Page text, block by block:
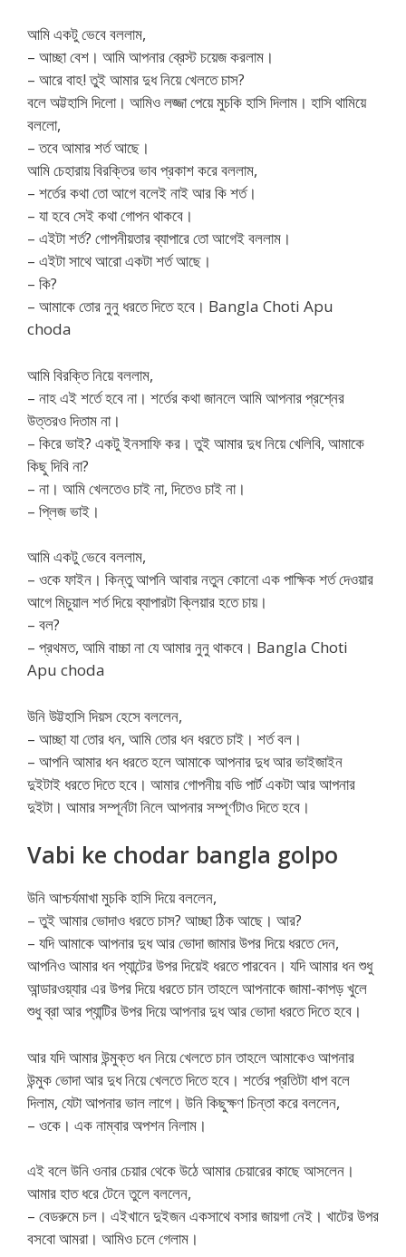
আমি একটু ভেবে বললাম,
– আচ্ছা বেশ। আমি আপনার ব্রেস্ট চয়েজ করলাম।
– আরে বাহ! তুই আমার দুধ নিয়ে খেলতে চাস?
বলে অট্টহাসি দিলো। আমিও লজ্জা পেয়ে মুচকি হাসি দিলাম। হাসি থামিয়ে
বললো,
– তবে আমার শর্ত আছে।
আমি চেহারায় বিরক্তির ভাব প্রকাশ করে বললাম,
– শর্তের কথা তো আগে বলেই নাই আর কি শর্ত।
– যা হবে সেই কথা গোপন থাকবে।
– এইটা শর্ত? গোপনীয়তার ব্যাপারে তো আগেই বললাম।
– এইটা সাথে আরো একটা শর্ত আছে।
– কি?
– আমাকে তোর নুনু ধরতে দিতে হবে। Bangla Choti Apu
choda
আমি বিরক্তি নিয়ে বললাম,
– নাহ এই শর্তে হবে না। শর্তের কথা জানলে আমি আপনার প্রশ্নের
উত্তরও দিতাম না।
– কিরে ভাই? একটু ইনসাফি কর। তুই আমার দুধ নিয়ে খেলিবি, আমাকে
কিছু দিবি না?
– না। আমি খেলতেও চাই না, দিতেও চাই না।
– প্লিজ ভাই।
আমি একটু ভেবে বললাম,
– ওকে ফাইন। কিন্তু আপনি আবার নতুন কোনো এক পাক্ষিক শর্ত দেওয়ার
আগে মিচুয়াল শর্ত দিয়ে ব্যাপারটা ক্লিয়ার হতে চায়।
– বল?
– প্রথমত, আমি বাচ্চা না যে আমার নুনু থাকবে। Bangla Choti
Apu choda
উনি উট্টহাসি দিয়স হেসে বললেন,
– আচ্ছা যা তোর ধন, আমি তোর ধন ধরতে চাই। শর্ত বল।
– আপনি আমার ধন ধরতে হলে আমাকে আপনার দুধ আর ভাইজাইন
দুইটাই ধরতে দিতে হবে। আমার গোপনীয় বডি পার্ট একটা আর আপনার
দুইটা। আমার সম্পূর্নটা নিলে আপনার সম্পূর্ণটাও দিতে হবে।
Vabi ke chodar bangla golpo
উনি আশ্চর্যমাখা মুচকি হাসি দিয়ে বললেন,
– তুই আমার ভোদাও ধরতে চাস? আচ্ছা ঠিক আছে। আর?
– যদি আমাকে আপনার দুধ আর ভোদা জামার উপর দিয়ে ধরতে দেন,
আপনিও আমার ধন প্যান্টের উপর দিয়েই ধরতে পারবেন। যদি আমার ধন শুধু
আন্ডারওয়্যার এর উপর দিয়ে ধরতে চান তাহলে আপনাকে জামা-কাপড় খুলে
শুধু ব্রা আর প্যান্টির উপর দিয়ে আপনার দুধ আর ভোদা ধরতে দিতে হবে।
আর যদি আমার উন্মুক্ত ধন নিয়ে খেলতে চান তাহলে আমাকেও আপনার
উন্মুক ভোদা আর দুধ নিয়ে খেলতে দিতে হবে। শর্তের প্রতিটা ধাপ বলে
দিলাম, যেটা আপনার ভাল লাগে। উনি কিছুক্ষণ চিন্তা করে বললেন,
– ওকে। এক নাম্বার অপশন নিলাম।
এই বলে উনি ওনার চেয়ার থেকে উঠে আমার চেয়ারের কাছে আসলেন।
আমার হাত ধরে টেনে তুলে বললেন,
– বেডরুমে চল। এইখানে দুইজন একসাথে বসার জায়গা নেই। খাটের উপর
বসবো আমরা। আমিও চলে গেলাম।